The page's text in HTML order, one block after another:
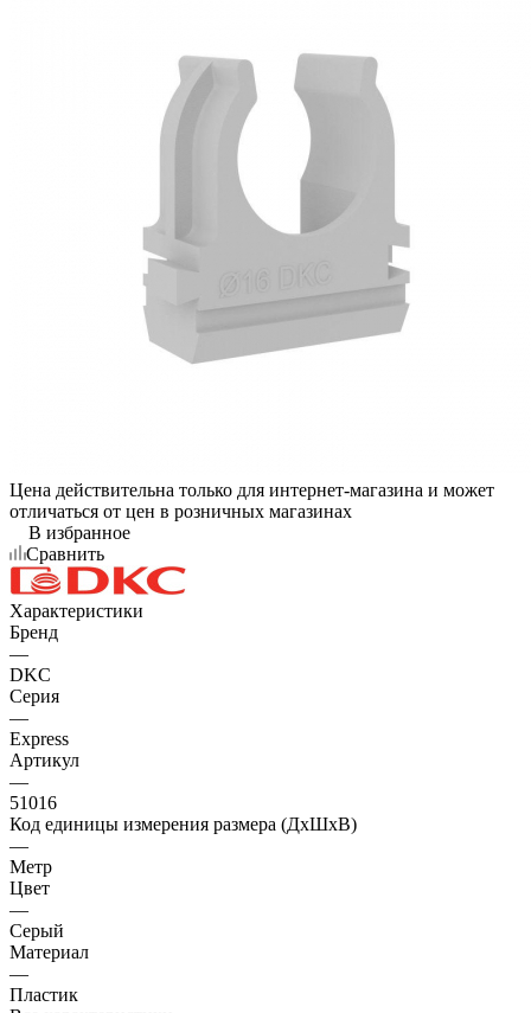
Цена действительна только для интернет-магазина и может
отличаться от цен в розничных магазинах
В избранное
Сравнить
Характеристики
Бренд
—
DKC
Серия
—
Express
Артикул
—
51016
Код единицы измерения размера (ДхШхВ)
—
Метр
Цвет
—
Серый
Материал
—
Пластик